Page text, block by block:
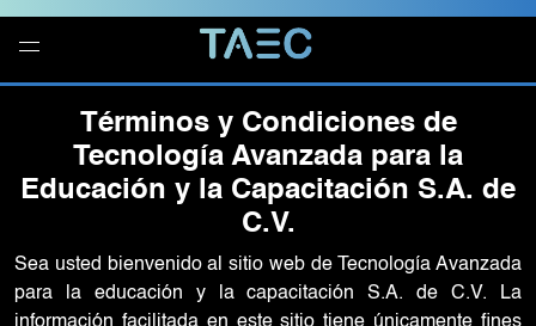
Términos y Condiciones de
Tecnología Avanzada para la
Educación y la Capacitación S.A. de
C.V.
Sea usted bienvenido al sitio web de Tecnología Avanzada
para la educación y la capacitación S.A. de C.V. La
información facilitada en este sitio tiene únicamente fines